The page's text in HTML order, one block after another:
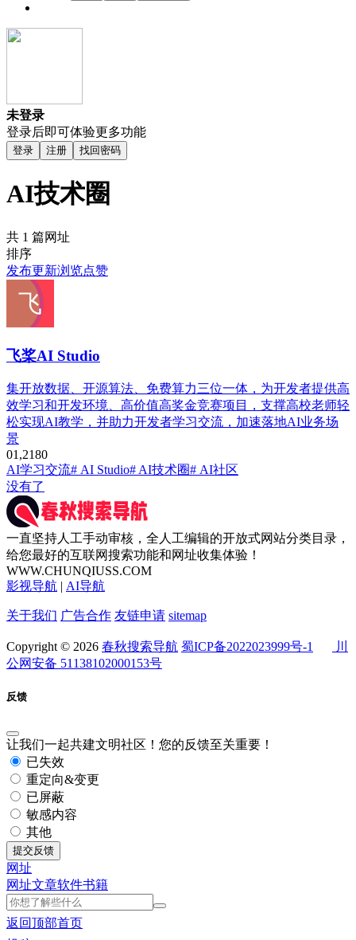
未登录
登录后即可体验更多功能
登录 注册 找回密码
AI技术圈
共 1 篇网址
排序
发布更新浏览点赞
飞桨AI Studio
集开放数据、开源算法、免费算力三位一体，为开发者提供高
效学习和开发环境、高价值高奖金竞赛项目，支撑高校老师轻
松实现AI教学，并助力开发者学习交流，加速落地AI业务场
景
01,2180
AI学习交流# AI Studio# AI技术圈# AI社区
没有了
一直坚持人工手动审核，全人工编辑的开放式网站分类目录，
给您最好的互联网搜索功能和网址收集体验！
WWW.CHUNQIUSS.COM
影视导航 | AI导航
关于我们 广告合作 友链申请 sitemap
Copyright © 2026 春秋搜索导航 蜀ICP备2022023999号-1
川
公网安备 51138102000153号
反馈
让我们一起共建文明社区！您的反馈至关重要！
已失效
重定向&变更
已屏蔽
敏感内容
其他
提交反馈
网址
网址文章软件书籍
返回顶部首页